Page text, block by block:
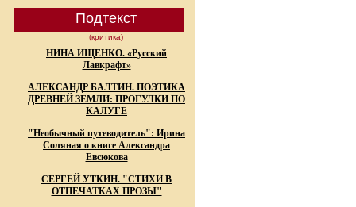
Подтекст
(критика)
НИНА ИЩЕНКО. «Русский
Лавкрафт»
АЛЕКСАНДР БАЛТИН. ПОЭТИКА
ДРЕВНЕЙ ЗЕМЛИ: ПРОГУЛКИ ПО
КАЛУГЕ
"Необычный путеводитель": Ирина
Соляная о книге Александра
Евсюкова
СЕРГЕЙ УТКИН. "СТИХИ В
ОТПЕЧАТКАХ ПРОЗЫ"